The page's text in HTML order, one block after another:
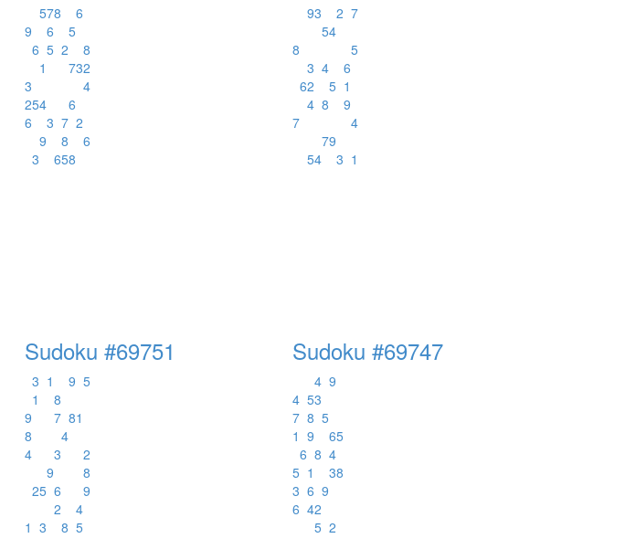
578
6
9
6
5
6 5 2
8
1
732
3
4
254
6
6
3 7 2
9
8
6
3
658
93 2 7
54
8
5
3 4
6
62 5 1
4 8
9
7
4
79
54 3 1
Sudoku #69751
3 1 9 5
1
8
9
7 81
8
4
4
3
2
9
8
25 6
9
2
4
1 3 8 5
Sudoku #69747
4 9
4 53
7 8 5
1 9 65
6 8 4
5 1 38
3 6 9
6 42
5 2